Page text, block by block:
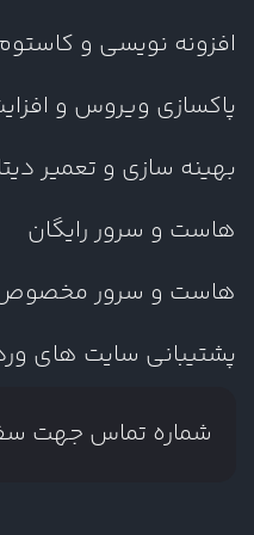
افزونه نویسی و
پاکسازی ویروس و
بهینه سازی و تعمیر
هاست و سرور رایگان
هاست و سرور
پشتیبانی سایت های
شماره تماس جهت